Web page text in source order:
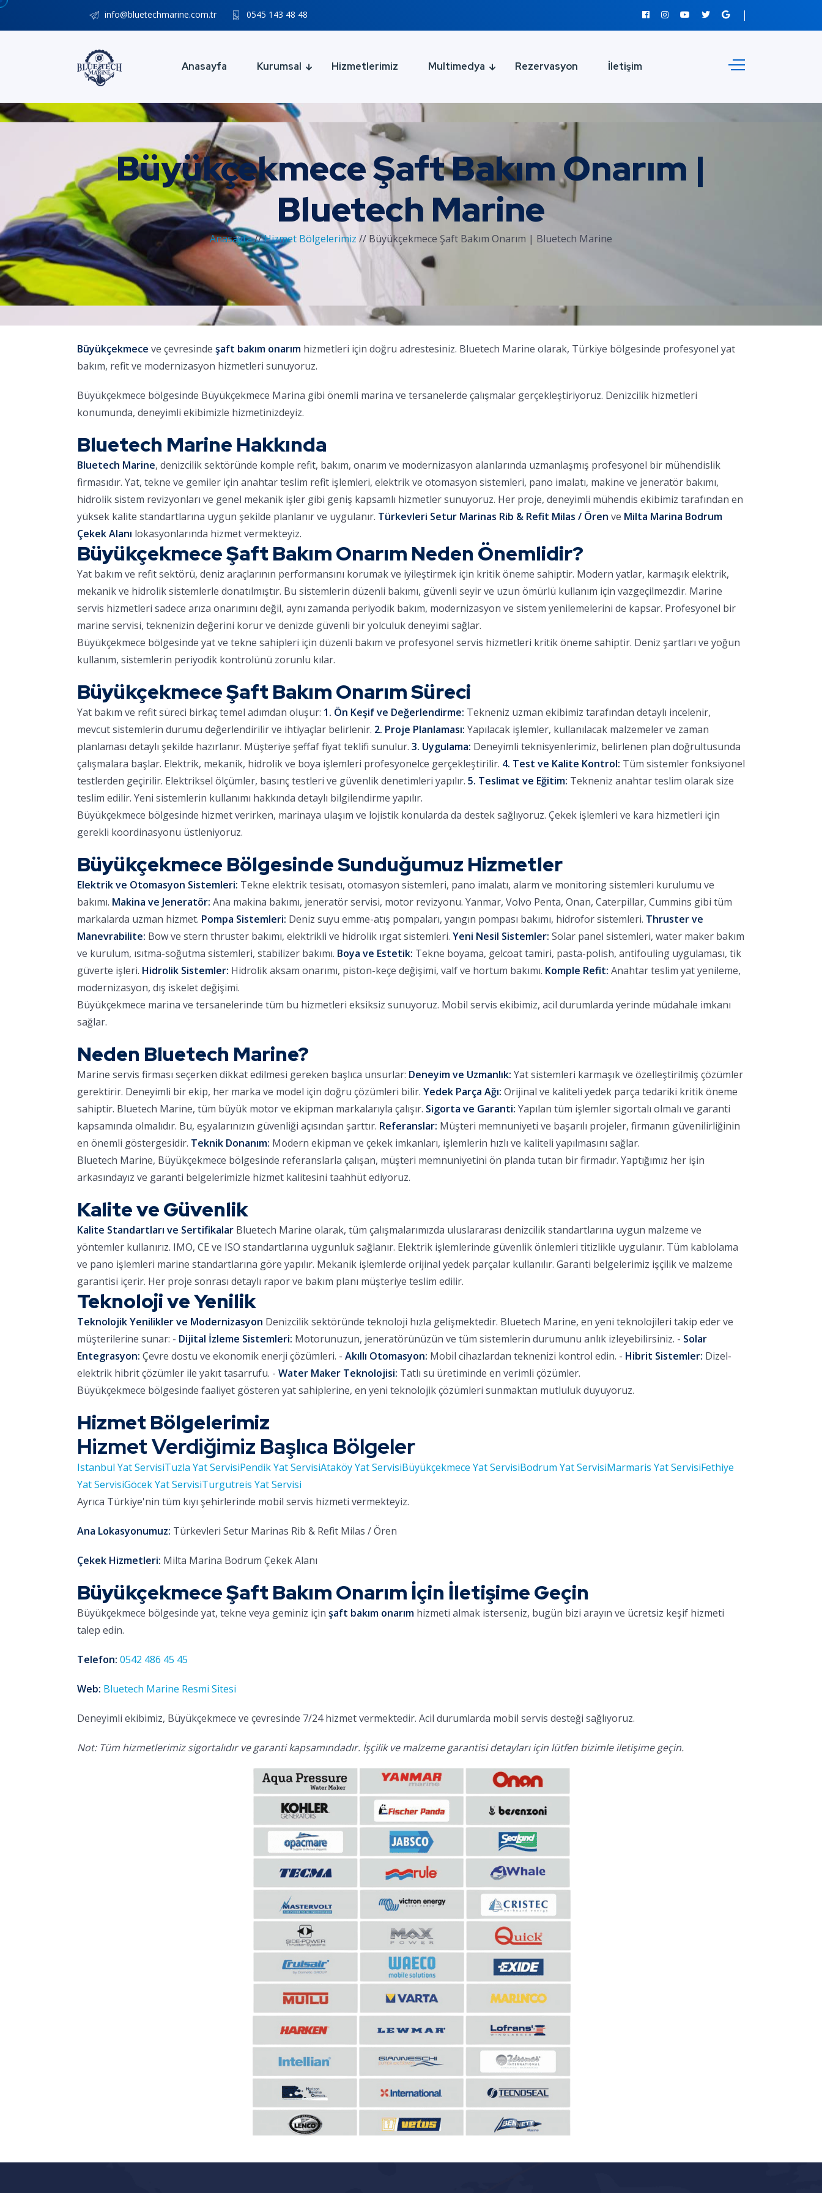
info@bluetechmarine.com.tr 0545 143 48 48
Anasayfa Kurumsal Hizmetlerimiz Multimedya Rezervasyon İletişim
Büyükçekmece Şaft Bakım Onarım |
Bluetech Marine
Anasayfa//Hizmet Bölgelerimiz // Büyükçekmece Şaft Bakım Onarım | Bluetech Marine
Büyükçekmece ve çevresinde şaft bakım onarım hizmetleri için doğru adrestesiniz. Bluetech Marine olarak, Türkiye bölgesinde profesyonel yat
bakım, refit ve modernizasyon hizmetleri sunuyoruz.
Büyükçekmece bölgesinde Büyükçekmece Marina gibi önemli marina ve tersanelerde çalışmalar gerçekleştiriyoruz. Denizcilik hizmetleri
konumunda, deneyimli ekibimizle hizmetinizdeyiz.
Bluetech Marine Hakkında
Bluetech Marine, denizcilik sektöründe komple refit, bakım, onarım ve modernizasyon alanlarında uzmanlaşmış profesyonel bir mühendislik
firmasıdır. Yat, tekne ve gemiler için anahtar teslim refit işlemleri, elektrik ve otomasyon sistemleri, pano imalatı, makine ve jeneratör bakımı,
hidrolik sistem revizyonları ve genel mekanik işler gibi geniş kapsamlı hizmetler sunuyoruz. Her proje, deneyimli mühendis ekibimiz tarafından en
yüksek kalite standartlarına uygun şekilde planlanır ve uygulanır. Türkevleri Setur Marinas Rib & Refit Milas / Ören ve Milta Marina Bodrum
Çekek Alanı lokasyonlarında hizmet vermekteyiz.
Büyükçekmece Şaft Bakım Onarım Neden Önemlidir?
Yat bakım ve refit sektörü, deniz araçlarının performansını korumak ve iyileştirmek için kritik öneme sahiptir. Modern yatlar, karmaşık elektrik,
mekanik ve hidrolik sistemlerle donatılmıştır. Bu sistemlerin düzenli bakımı, güvenli seyir ve uzun ömürlü kullanım için vazgeçilmezdir. Marine
servis hizmetleri sadece arıza onarımını değil, aynı zamanda periyodik bakım, modernizasyon ve sistem yenilemelerini de kapsar. Profesyonel bir
marine servisi, teknenizin değerini korur ve denizde güvenli bir yolculuk deneyimi sağlar.
Büyükçekmece bölgesinde yat ve tekne sahipleri için düzenli bakım ve profesyonel servis hizmetleri kritik öneme sahiptir. Deniz şartları ve yoğun
kullanım, sistemlerin periyodik kontrolünü zorunlu kılar.
Büyükçekmece Şaft Bakım Onarım Süreci
Yat bakım ve refit süreci birkaç temel adımdan oluşur: 1. Ön Keşif ve Değerlendirme: Tekneniz uzman ekibimiz tarafından detaylı incelenir,
mevcut sistemlerin durumu değerlendirilir ve ihtiyaçlar belirlenir. 2. Proje Planlaması: Yapılacak işlemler, kullanılacak malzemeler ve zaman
planlaması detaylı şekilde hazırlanır. Müşteriye şeffaf fiyat teklifi sunulur. 3. Uygulama: Deneyimli teknisyenlerimiz, belirlenen plan doğrultusunda
çalışmalara başlar. Elektrik, mekanik, hidrolik ve boya işlemleri profesyonelce gerçekleştirilir. 4. Test ve Kalite Kontrol: Tüm sistemler fonksiyonel
testlerden geçirilir. Elektriksel ölçümler, basınç testleri ve güvenlik denetimleri yapılır. 5. Teslimat ve Eğitim: Tekneniz anahtar teslim olarak size
teslim edilir. Yeni sistemlerin kullanımı hakkında detaylı bilgilendirme yapılır.
Büyükçekmece bölgesinde hizmet verirken, marinaya ulaşım ve lojistik konularda da destek sağlıyoruz. Çekek işlemleri ve kara hizmetleri için
gerekli koordinasyonu üstleniyoruz.
Büyükçekmece Bölgesinde Sunduğumuz Hizmetler
Elektrik ve Otomasyon Sistemleri: Tekne elektrik tesisatı, otomasyon sistemleri, pano imalatı, alarm ve monitoring sistemleri kurulumu ve
bakımı. Makina ve Jeneratör: Ana makina bakımı, jeneratör servisi, motor revizyonu. Yanmar, Volvo Penta, Onan, Caterpillar, Cummins gibi tüm
markalarda uzman hizmet. Pompa Sistemleri: Deniz suyu emme-atış pompaları, yangın pompası bakımı, hidrofor sistemleri. Thruster ve
Manevrabilite: Bow ve stern thruster bakımı, elektrikli ve hidrolik ırgat sistemleri. Yeni Nesil Sistemler: Solar panel sistemleri, water maker bakım
ve kurulum, ısıtma-soğutma sistemleri, stabilizer bakımı. Boya ve Estetik: Tekne boyama, gelcoat tamiri, pasta-polish, antifouling uygulaması, tik
güverte işleri. Hidrolik Sistemler: Hidrolik aksam onarımı, piston-keçe değişimi, valf ve hortum bakımı. Komple Refit: Anahtar teslim yat yenileme,
modernizasyon, dış iskelet değişimi.
Büyükçekmece marina ve tersanelerinde tüm bu hizmetleri eksiksiz sunuyoruz. Mobil servis ekibimiz, acil durumlarda yerinde müdahale imkanı
sağlar.
Neden Bluetech Marine?
Marine servis firması seçerken dikkat edilmesi gereken başlıca unsurlar: Deneyim ve Uzmanlık: Yat sistemleri karmaşık ve özelleştirilmiş çözümler
gerektirir. Deneyimli bir ekip, her marka ve model için doğru çözümleri bilir. Yedek Parça Ağı: Orijinal ve kaliteli yedek parça tedariki kritik öneme
sahiptir. Bluetech Marine, tüm büyük motor ve ekipman markalarıyla çalışır. Sigorta ve Garanti: Yapılan tüm işlemler sigortalı olmalı ve garanti
kapsamında olmalıdır. Bu, eşyalarınızın güvenliği açısından şarttır. Referanslar: Müşteri memnuniyeti ve başarılı projeler, firmanın güvenilirliğinin
en önemli göstergesidir. Teknik Donanım: Modern ekipman ve çekek imkanları, işlemlerin hızlı ve kaliteli yapılmasını sağlar.
Bluetech Marine, Büyükçekmece bölgesinde referanslarla çalışan, müşteri memnuniyetini ön planda tutan bir firmadır. Yaptığımız her işin
arkasındayız ve garanti belgelerimizle hizmet kalitesini taahhüt ediyoruz.
Kalite ve Güvenlik
Kalite Standartları ve Sertifikalar Bluetech Marine olarak, tüm çalışmalarımızda uluslararası denizcilik standartlarına uygun malzeme ve
yöntemler kullanırız. IMO, CE ve ISO standartlarına uygunluk sağlanır. Elektrik işlemlerinde güvenlik önlemleri titizlikle uygulanır. Tüm kablolama
ve pano işlemleri marine standartlarına göre yapılır. Mekanik işlemlerde orijinal yedek parçalar kullanılır. Garanti belgelerimiz işçilik ve malzeme
garantisi içerir. Her proje sonrası detaylı rapor ve bakım planı müşteriye teslim edilir.
Teknoloji ve Yenilik
Teknolojik Yenilikler ve Modernizasyon Denizcilik sektöründe teknoloji hızla gelişmektedir. Bluetech Marine, en yeni teknolojileri takip eder ve
müşterilerine sunar: - Dijital İzleme Sistemleri: Motorunuzun, jeneratörünüzün ve tüm sistemlerin durumunu anlık izleyebilirsiniz. - Solar
Entegrasyon: Çevre dostu ve ekonomik enerji çözümleri. - Akıllı Otomasyon: Mobil cihazlardan teknenizi kontrol edin. - Hibrit Sistemler: Dizel-
elektrik hibrit çözümler ile yakıt tasarrufu. - Water Maker Teknolojisi: Tatlı su üretiminde en verimli çözümler.
Büyükçekmece bölgesinde faaliyet gösteren yat sahiplerine, en yeni teknolojik çözümleri sunmaktan mutluluk duyuyoruz.
Hizmet Bölgelerimiz
Hizmet Verdiğimiz Başlıca Bölgeler
Istanbul Yat ServisiTuzla Yat ServisiPendik Yat ServisiAtaköy Yat ServisiBüyükçekmece Yat ServisiBodrum Yat ServisiMarmaris Yat ServisiFethiye
Yat ServisiGöcek Yat ServisiTurgutreis Yat Servisi
Ayrıca Türkiye'nin tüm kıyı şehirlerinde mobil servis hizmeti vermekteyiz.
Ana Lokasyonumuz: Türkevleri Setur Marinas Rib & Refit Milas / Ören
Çekek Hizmetleri: Milta Marina Bodrum Çekek Alanı
Büyükçekmece Şaft Bakım Onarım İçin İletişime Geçin
Büyükçekmece bölgesinde yat, tekne veya geminiz için şaft bakım onarım hizmeti almak isterseniz, bugün bizi arayın ve ücretsiz keşif hizmeti
talep edin.
Telefon: 0542 486 45 45
Web: Bluetech Marine Resmi Sitesi
Deneyimli ekibimiz, Büyükçekmece ve çevresinde 7/24 hizmet vermektedir. Acil durumlarda mobil servis desteği sağlıyoruz.
Not: Tüm hizmetlerimiz sigortalıdır ve garanti kapsamındadır. İşçilik ve malzeme garantisi detayları için lütfen bizimle iletişime geçin.